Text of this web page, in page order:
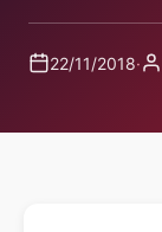
22/11/2018·